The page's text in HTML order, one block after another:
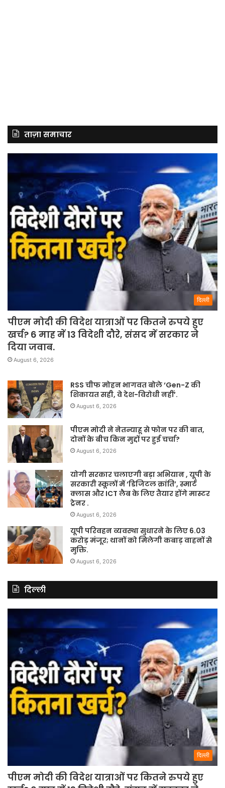
ताज़ा समाचार
दिल्ली
पीएम मोदी की विदेश यात्राओं पर कितने रुपये हुए
खर्च? 6 माह में 13 विदेशी दौरे, संसद में सरकार ने
दिया जवाब.
August 6, 2026
RSS चीफ मोहन भागवत बोले ‘Gen-Z की
शिकायत सही, वे देश-विरोधी नहीं’.
August 6, 2026
पीएम मोदी ने नेतन्याहू से फोन पर की बात,
दोनों के बीच किन मुद्दों पर हुई चर्चा?
August 6, 2026
योगी सरकार चलाएगी बड़ा अभियान , यूपी के
सरकारी स्कूलों में ‘डिजिटल क्रांति’, स्मार्ट
क्लास और ICT लैब के लिए तैयार होंगे मास्टर
ट्रेनर .
August 6, 2026
यूपी परिवहन व्यवस्था सुधारने के लिए 6.03
करोड़ मंजूर; थानों को मिलेगी कबाड़ वाहनों से
मुक्ति.
August 6, 2026
दिल्ली
दिल्ली
पीएम मोदी की विदेश यात्राओं पर कितने रुपये हुए